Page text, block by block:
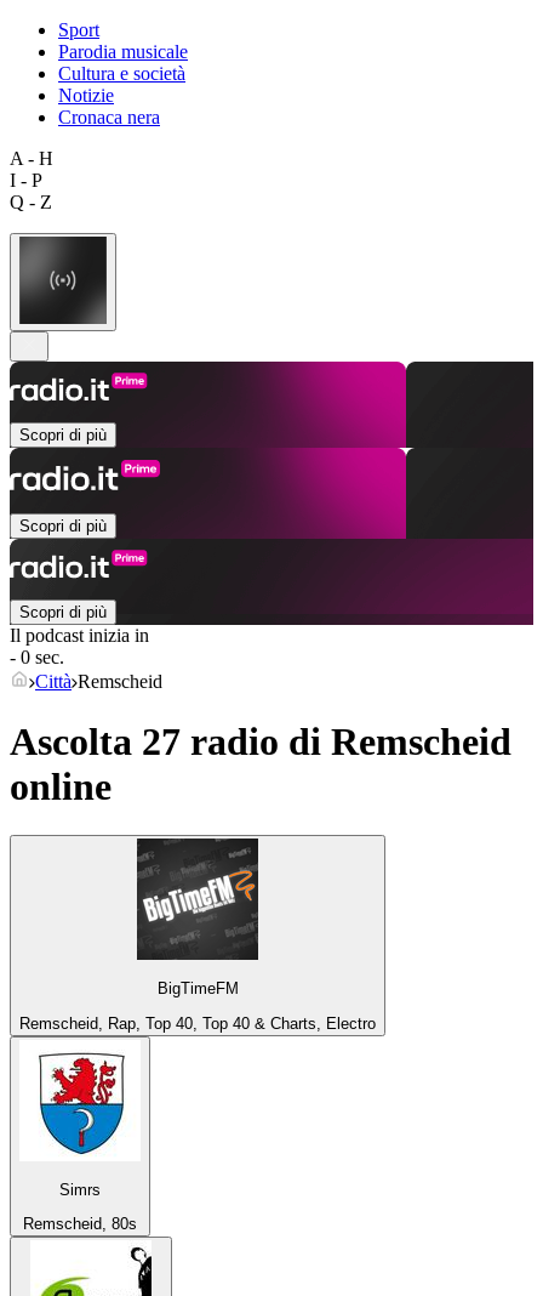
Sport
Parodia musicale
Cultura e società
Notizie
Cronaca nera
A - H
I - P
Q - Z
Scopri di più
Scopri di più
Scopri di più
Il podcast inizia in
- 0 sec.
Città Remscheid
Ascolta 27 radio di Remscheid
online
BigTimeFM
Remscheid, Rap, Top 40, Top 40 & Charts, Electro
Simrs
Remscheid, 80s